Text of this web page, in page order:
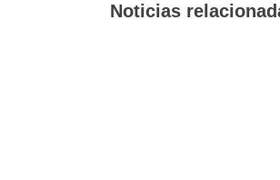
Noticias